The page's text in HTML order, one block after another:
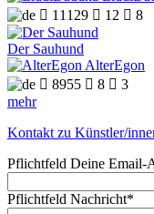
 11129  12  8
Der Sauhund
AlterEgon
 8955  8  3
mehr
Kontakt zu Künstler/
Pflichtfeld Deine Email-
Pflichtfeld Nachricht*